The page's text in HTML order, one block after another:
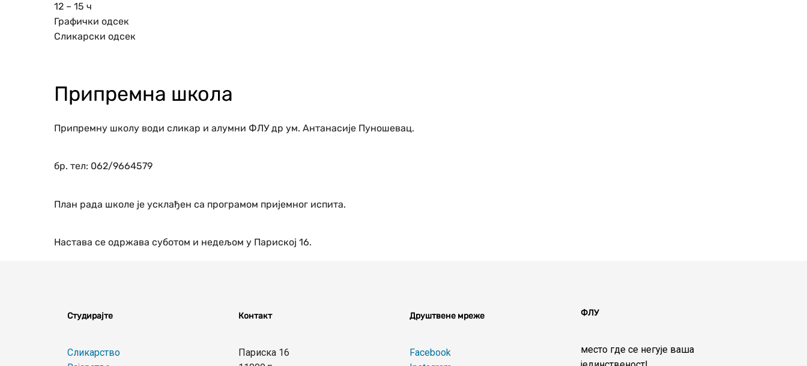
12 – 15 ч
Графички одсек
Сликарски одсек
Припремна школа
Припремну школу води сликар и алумни ФЛУ др ум. Антанасије Пуношевац.
бр. тел: 062/9664579
План рада школе је усклађен са програмом пријемног испита.
Настава се одржава суботом и недељом у Париској 16.
Студирајте
Сликарство
Контакт
Париска 16
Друштвене мреже
Facebook
ФЛУ
место где се негује ваша